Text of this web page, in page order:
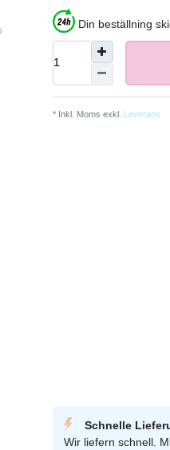
Din beställning
* Inkl. Moms exkl. Leverans
Schnelle
Wir liefern schnell.